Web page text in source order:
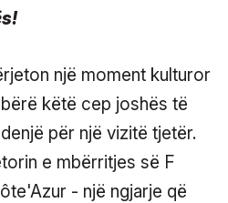
një moment kulturor
këtë cep joshës të
për një vizitë tjetër.
e mbërritjes së F
- një ngjarje që